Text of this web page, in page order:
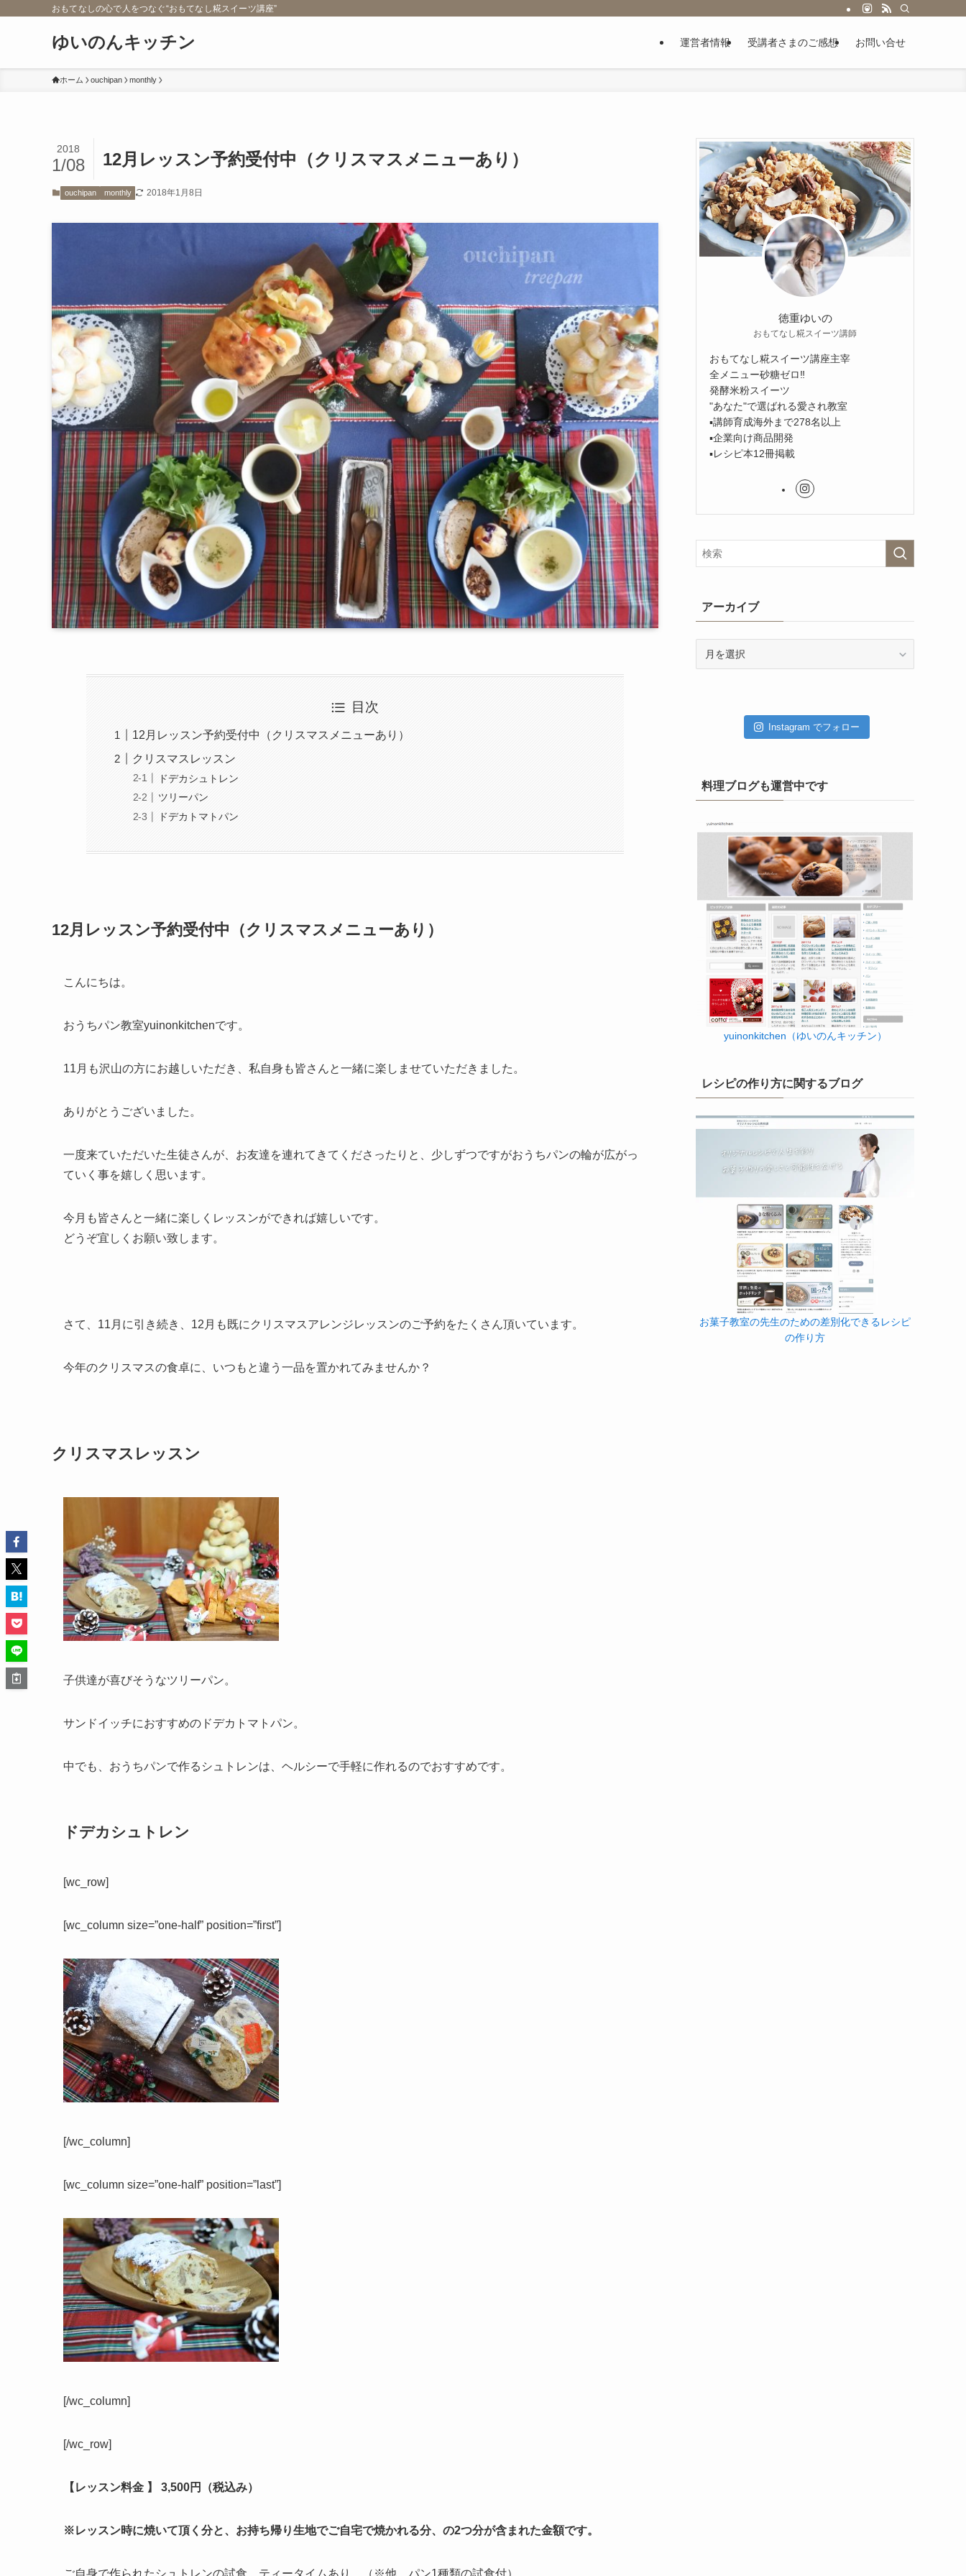
おもてなしの心で人をつなぐ“おもてなし糀スイーツ講座”
ゆいのんキッチン 運営者情報 受講者さまのご感想 お問い合せ
ホーム ouchipan monthly
12月レッスン予約受付中（クリスマスメニューあり）
2018
1/08
ouchipan monthly 2018年1月8日
目次
12月レッスン予約受付中（クリスマスメニューあり）
クリスマスレッスン
ドデカシュトレン
ツリーパン
ドデカトマトパン
12月レッスン予約受付中（クリスマスメニューあり）
こんにちは。
おうちパン教室yuinonkitchenです。
11月も沢山の方にお越しいただき、私自身も皆さんと一緒に楽しませていただきました。
ありがとうございました。
一度来ていただいた生徒さんが、お友達を連れてきてくださったりと、少しずつですがおうちパンの輪が広がっ
ていく事を嬉しく思います。
今月も皆さんと一緒に楽しくレッスンができれば嬉しいです。
どうぞ宜しくお願い致します。
さて、11月に引き続き、12月も既にクリスマスアレンジレッスンのご予約をたくさん頂いています。
今年のクリスマスの食卓に、いつもと違う一品を置かれてみませんか？
クリスマスレッスン
子供達が喜びそうなツリーパン。
サンドイッチにおすすめのドデカトマトパン。
中でも、おうちパンで作るシュトレンは、ヘルシーで手軽に作れるのでおすすめです。
ドデカシュトレン
[wc_row]
[wc_column size=”one-half” position=”first”]
[/wc_column]
[wc_column size=”one-half” position=”last”]
[/wc_column]
[/wc_row]
【レッスン料金 】 3,500円（税込み）
※レッスン時に焼いて頂く分と、お持ち帰り生地でご自宅で焼かれる分、の2つ分が含まれた金額です。
ご自身で作られたシュトレンの試食、ティータイムあり。（※他、パン1種類の試食付）
徳重ゆいの
おもてなし糀スイーツ講師
おもてなし糀スイーツ講座主宰
全メニュー砂糖ゼロ‼︎
発酵米粉スイーツ
"あなた"で選ばれる愛され教室
▪︎講師育成海外まで278名以上
▪︎企業向け商品開発
▪︎レシピ本12冊掲載
アーカイブ
Instagram でフォロー
料理ブログも運営中です
yuinonkitchen（ゆいのんキッチン）
レシピの作り方に関するブログ
お菓子教室の先生のための差別化できるレシピ
の作り方